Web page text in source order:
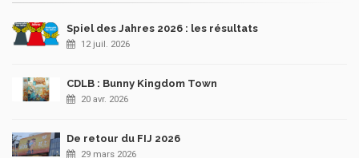
Spiel des Jahres 2026 : les résultats
12 juil. 2026
CDLB : Bunny Kingdom Town
20 avr. 2026
De retour du FIJ 2026
29 mars 2026